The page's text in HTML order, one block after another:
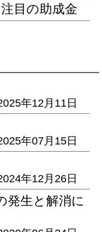
注目の助成金
年12月11日
年07月15日
年12月26日
発生と解消に